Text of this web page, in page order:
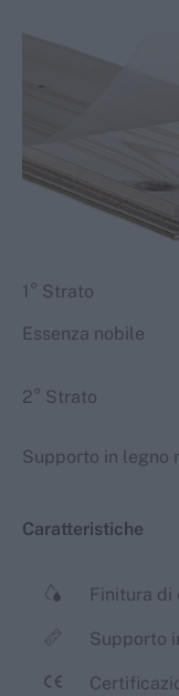
1° Strato
Essenza nobile
2° Strato
Supporto in legno
Caratteristiche
Finitura di
Supporto